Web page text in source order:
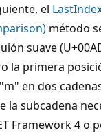
el
método
suave
la primera
en dos
la subcadena
Framework 4 o